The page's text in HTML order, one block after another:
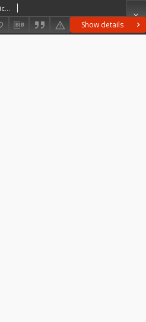
Show details
Objaśnienia do mapy geomorfologicznej 1:50 000 wykonanej przez Zakład Geomorfologii i Hydrografii Niżu w Toruniu : arkusz N 33-139-B Toporów